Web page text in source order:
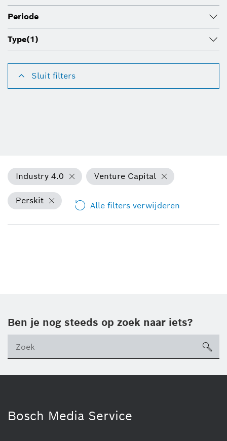
Periode
Type(1)
Sluit filters
Industry 4.0 Venture Capital
Perskit Alle filters verwijderen
Ben je nog steeds op zoek naar iets?
Bosch Media Service